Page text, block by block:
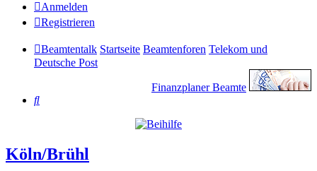
Anmelden
Registrieren
Beamtentalk Startseite Beamtenforen Telekom und
Deutsche Post
Finanzplaner Beamte
Suche
Köln/Brühl